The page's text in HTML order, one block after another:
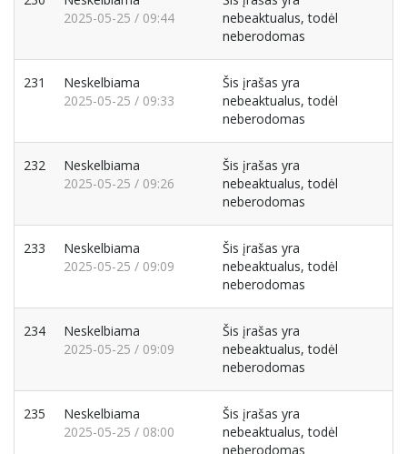
2025-05-25 / 09:44
nebeaktualus, todėl
neberodomas
231
Neskelbiama
2025-05-25 / 09:33
Šis įrašas yra
nebeaktualus, todėl
neberodomas
232
Neskelbiama
2025-05-25 / 09:26
Šis įrašas yra
nebeaktualus, todėl
neberodomas
233
Neskelbiama
2025-05-25 / 09:09
Šis įrašas yra
nebeaktualus, todėl
neberodomas
234
Neskelbiama
2025-05-25 / 09:09
Šis įrašas yra
nebeaktualus, todėl
neberodomas
235
Neskelbiama
2025-05-25 / 08:00
Šis įrašas yra
nebeaktualus, todėl
neberodomas